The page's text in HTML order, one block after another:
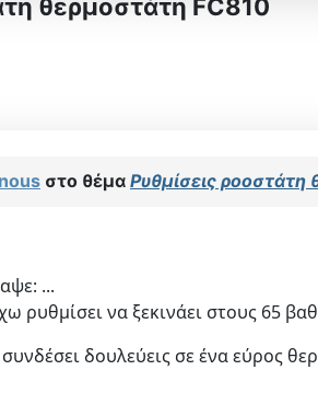
θερμοστάτη FC810
στο θέμα Ρυθμίσεις ροοστάτη
...
ρυθμίσει να ξεκινάει στους 65
συνδέσει δουλεύεις σε ένα εύρος